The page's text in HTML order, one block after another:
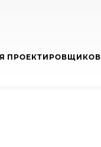
ПРОЕКТИРОВЩИКОВ